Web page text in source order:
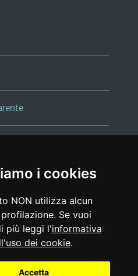
i cookies
NON utilizza alcun
Se vuoi
più leggi l'informativa
dei cookie.
Accetta
|glossario
policy
|feedback